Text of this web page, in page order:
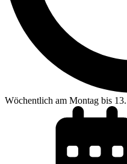
Wöchentlich am Montag bis